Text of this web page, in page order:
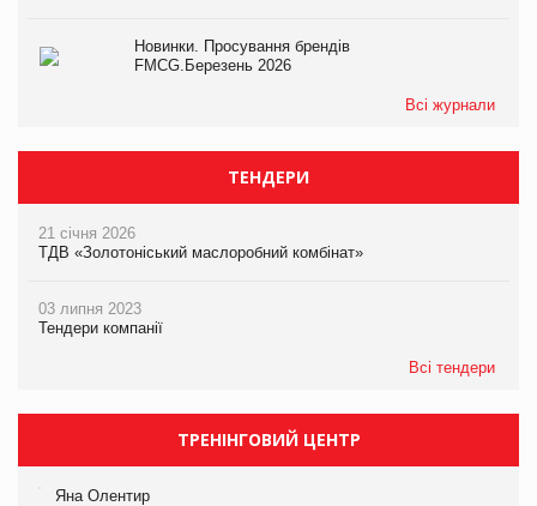
Новинки. Просування брендів
FMCG.Березень 2026
Всі журнали
ТЕНДЕРИ
21 січня 2026
ТДВ «Золотоніський маслоробний комбінат»
03 липня 2023
Тендери компанії
Всі тендери
ТРЕНІНГОВИЙ ЦЕНТР
Яна Олентир